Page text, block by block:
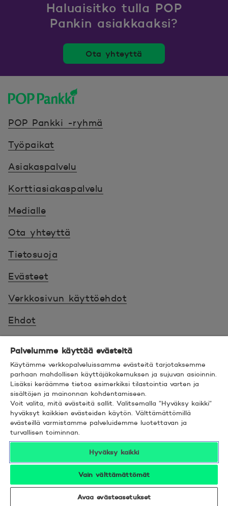
Haluaisitko tulla POP
Pankin asiakkaaksi?
Ota yhteyttä
POP Pankki -ryhmä
Työpaikat
Asiakaspalvelu
Korttiasiakaspalvelu
Medialle
Ota yhteyttä
Tietosuoja
Evästeet
Verkkosivun käyttöehdot
Ehdot
Saavutettavuus
Hyödyllistä tietää
© 2026 POP Pankki,Hevosenkenkä 3, 02600
ESPOO
Seuraa meitä sosiaalisessa mediassa
Avautuu uuteen ikkunaan.
Facebook
Avautuu uuteen ikkunaan.
Instagram
Avautuu uuteen ikkunaan.
YouTube
Avautuu uuteen ikkunaan.
Palvelumme käyttää evästeitä
Käytämme verkkopalveluissamme evästeitä tarjotaksemme
parhaan mahdollisen käyttäjäkokemuksen ja sujuvan asioinnin.
Lisäksi keräämme tietoa esimerkiksi tilastointia varten ja
sisältöjen ja mainonnan kohdentamiseen.
Voit valita, mitä evästeitä sallit. Valitsemalla ”Hyväksy kaikki”
hyväksyt kaikkien evästeiden käytön. Välttämättömillä
evästeillä varmistamme palveluidemme luotettavan ja
turvallisen toiminnan.
Hyväksy kaikki
Vain välttämättömät
Avaa evästeasetukset